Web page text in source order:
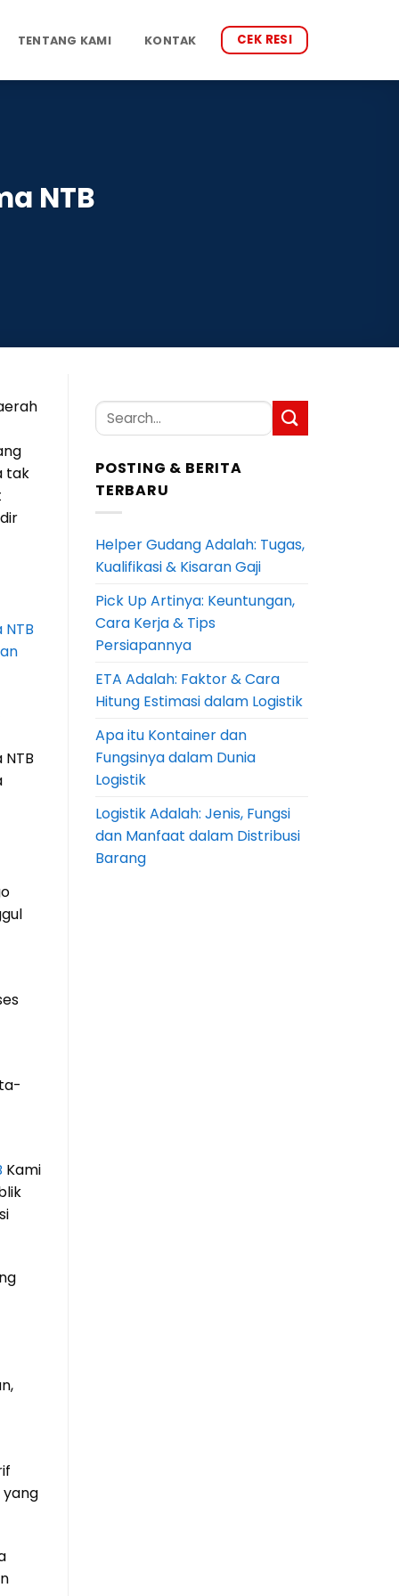
TENTANG KAMI KONTAK CEK RESI
NTB
tak
Kami
POSTING & BERITA
TERBARU
Helper Gudang Adalah: Tugas,
Kualifikasi & Kisaran Gaji
Pick Up Artinya: Keuntungan,
Cara Kerja & Tips
Persiapannya
ETA Adalah: Faktor & Cara
Hitung Estimasi dalam Logistik
Apa itu Kontainer dan
Fungsinya dalam Dunia
Logistik
Logistik Adalah: Jenis, Fungsi
dan Manfaat dalam Distribusi
Barang